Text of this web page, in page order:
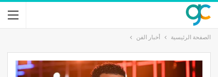
الصفحة الرئيسية أخبار الفن